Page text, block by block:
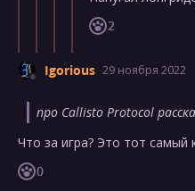
2
Igorious 29 ноября 2022
про Callisto Protocol
Что за игра? Это тот самый
0